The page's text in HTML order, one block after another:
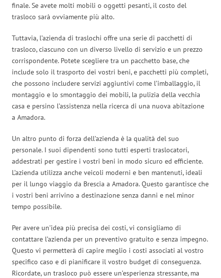
finale. Se avete molti mobili o oggetti pesanti, il costo del
trasloco sarà ovviamente più alto.
Tuttavia, l’azienda di traslochi offre una serie di pacchetti di
trasloco, ciascuno con un diverso livello di servizio e un prezzo
corrispondente. Potete scegliere tra un pacchetto base, che
include solo il trasporto dei vostri beni, e pacchetti più completi,
che possono includere servizi aggiuntivi come l’imballaggio, il
montaggio e lo smontaggio dei mobili, la pulizia della vecchia
casa e persino l’assistenza nella ricerca di una nuova abitazione
a Amadora.
Un altro punto di forza dell’azienda è la qualità del suo
personale. I suoi dipendenti sono tutti esperti traslocatori,
addestrati per gestire i vostri beni in modo sicuro ed efficiente.
L’azienda utilizza anche veicoli moderni e ben mantenuti, ideali
per il lungo viaggio da Brescia a Amadora. Questo garantisce che
i vostri beni arrivino a destinazione senza danni e nel minor
tempo possibile.
Per avere un’idea più precisa dei costi, vi consigliamo di
contattare l’azienda per un preventivo gratuito e senza impegno.
Questo vi permetterà di capire meglio i costi associati al vostro
specifico caso e di pianificare il vostro budget di conseguenza.
Ricordate, un trasloco può essere un’esperienza stressante, ma